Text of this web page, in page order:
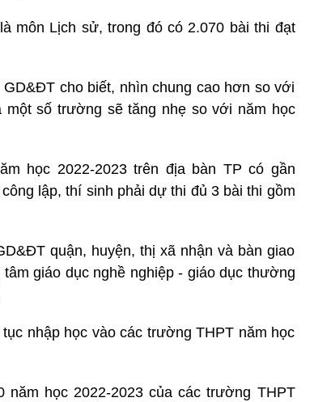
môn Lịch sử, trong đó có 2.070 bài thi đạt
cho biết, nhìn chung cao hơn so với
số trường sẽ tăng nhẹ so với năm học
học 2022-2023 trên địa bàn TP có gần
lập, thí sinh phải dự thi đủ 3 bài thi gồm
quận, huyện, thị xã nhận và bàn giao
giáo dục nghề nghiệp - giáo dục thường
nhập học vào các trường THPT năm học
học 2022-2023 của các trường THPT